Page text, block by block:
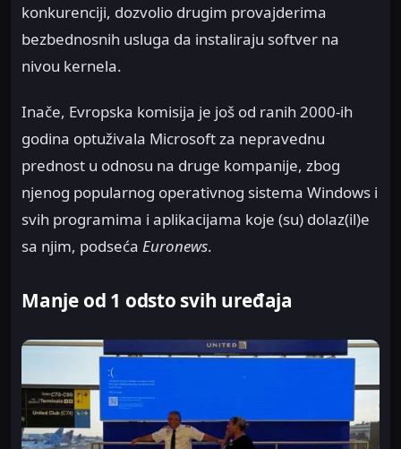
konkurenciji, dozvolio drugim provajderima
bezbednosnih usluga da instaliraju softver na
nivou kernela.
Inače, Evropska komisija je još od ranih 2000-ih
godina optuživala Microsoft za nepravednu
prednost u odnosu na druge kompanije, zbog
njenog popularnog operativnog sistema Windows i
svih programima i aplikacijama koje (su) dolaz(il)e
sa njim, podseća Euronews.
Manje od 1 odsto svih uređaja